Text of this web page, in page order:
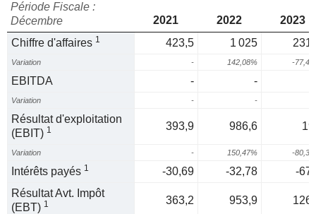
Période Fiscale :
Décembre
2021 2022
2023
Chiffre d'affaires 1 423,5 1 025
Variation - 142,08% -
EBITDA - -
Variation - -
Résultat d'exploitation
(EBIT) 1 393,9 986,6
Variation - 150,47% -
Intérêts payés 1 -30,69 -32,78
-
Résultat Avt. Impôt
(EBT) 1 363,2 953,9